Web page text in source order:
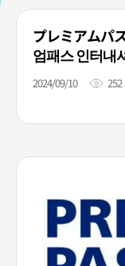
プレミアムパ
엄패스 인터내
2024/09/10 252